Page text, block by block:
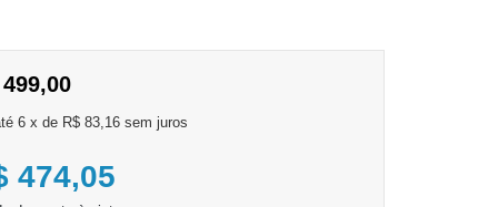
6 x de R$ 83,16 sem juros
474,05